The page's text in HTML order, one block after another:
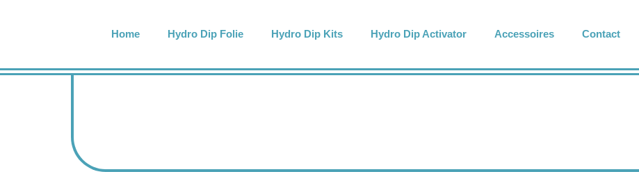
Home Hydro Dip Folie Hydro Dip Kits Hydro Dip Activator Accessoires Contact